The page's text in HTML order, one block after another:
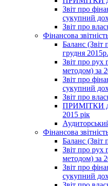
Звіт про
сукупний
Звіт про
Фінансова
Баланс (Звіт
грудня 2015р.
Звіт про рух
методом) за
Звіт про
сукупний
Звіт про
ПРИМІТКИ до
2015 рік
Фінансова
Баланс (Звіт
Звіт про рух
методом) за
Звіт про
сукупний